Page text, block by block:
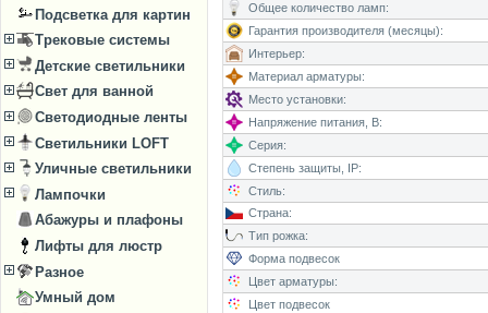
Подсветка для картин
Трековые системы
Детские светильники
Свет для ванной
Светодиодные ленты
Светильники LOFT
Уличные светильники
Лампочки
Абажуры и плафоны
Лифты для люстр
Разное
Умный дом
Общее количество ламп:
Гарантия производителя (месяцы):
Интерьер:
Материал арматуры:
Место установки:
Напряжение питания, В:
Серия:
Степень защиты, IP:
Стиль:
Страна:
Тип рожка:
Форма подвесок
Цвет арматуры:
Цвет подвесок